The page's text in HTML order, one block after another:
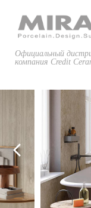
Официальный
компания Credit